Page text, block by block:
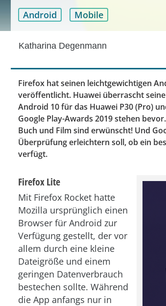
Android Mobile
Katharina Degenmann
Firefox hat seinen leichtgewichtigen
veröffentlicht. Huawei überrascht
Android 10 für das Huawei P30 (Pro)
Google Play-Awards 2019 stehen
Buch und Film sind erwünscht! Und
Überprüfung erleichtern soll, ob ein
verfügt.
Firefox Lite
Mit Firefox Rocket hatte
Mozilla ursprünglich einen
Browser für Android zur
Verfügung gestellt, der vor
allem durch eine kleine
Dateigröße und einem
geringen Datenverbrauch
bestechen sollte. Während
die App anfangs nur in